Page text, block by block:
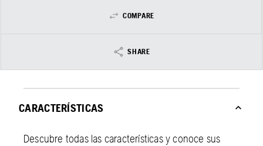
COMPARE
SHARE
CARACTERÍSTICAS
Descubre todas las características y conoce sus